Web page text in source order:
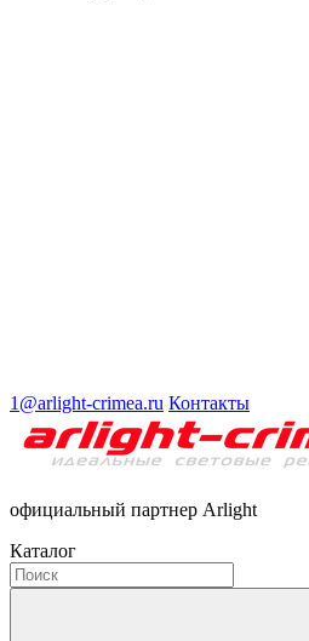
1@arlight-crimea.ru Контакты
официальный партнер Arlight
Каталог